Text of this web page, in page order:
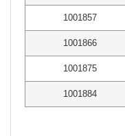
1001857
1001866
1001875
1001884